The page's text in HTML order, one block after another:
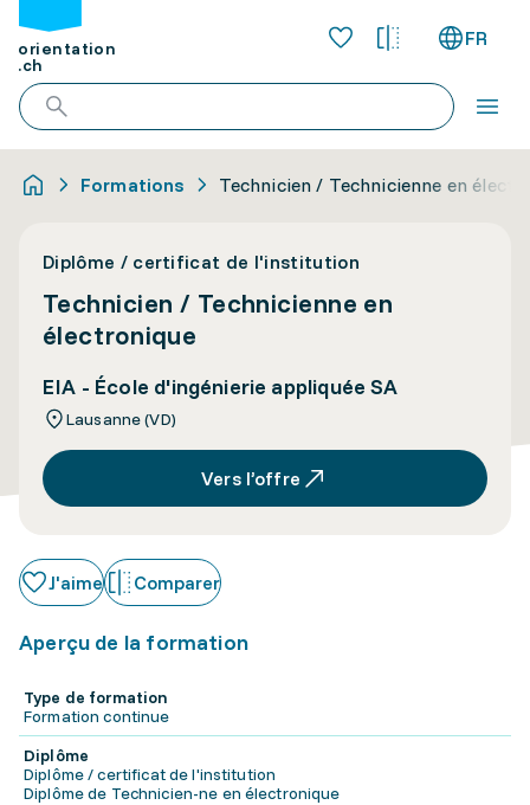
orientation
.ch
FR
Formations Technicien / Technicienne en
Diplôme / certificat de l'institution
Technicien / Technicienne en
électronique
EIA - École d'ingénierie appliquée SA
Lausanne (VD)
Vers l’offre
J'aime Comparer
Aperçu de la formation
Type de formation
Formation continue
Diplôme
Diplôme / certificat de l'institution
Diplôme de Technicien-ne en électronique